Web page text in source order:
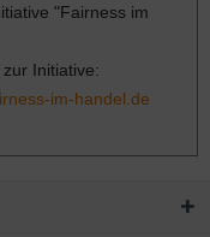
"Fairness im
Initiative:
im-handel.de